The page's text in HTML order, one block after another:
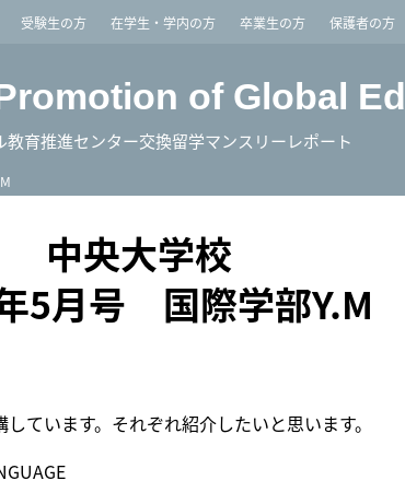
受験生の方 在学生・学内の方 卒業生の方 保護者の方
of Global
教育推進センター交換留学マンスリーレポート
中央大学校
5月号 国際学部Y.M
ています。それぞれ紹介したいと思います。